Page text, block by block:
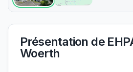
Présentation de
Woerth